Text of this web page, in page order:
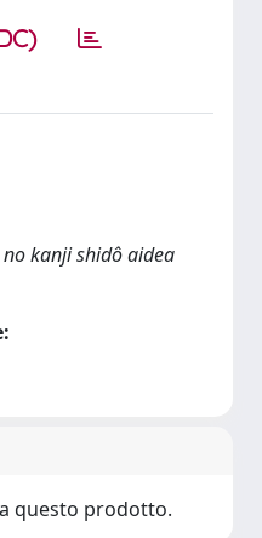
kanji shidô aidea
questo prodotto.